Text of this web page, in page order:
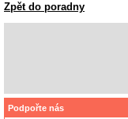
Zpět do poradny
Podpořte nás